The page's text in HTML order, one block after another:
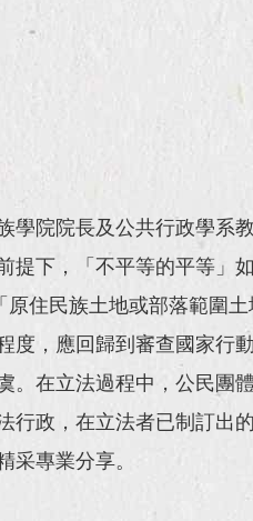
學院院長及公共行政學系
提下，「不平等的平等」
原住民族土地或部落範圍
度，應回歸到審查國家行
。在立法過程中，公民團
行政，在立法者已制訂出
采專業分享。